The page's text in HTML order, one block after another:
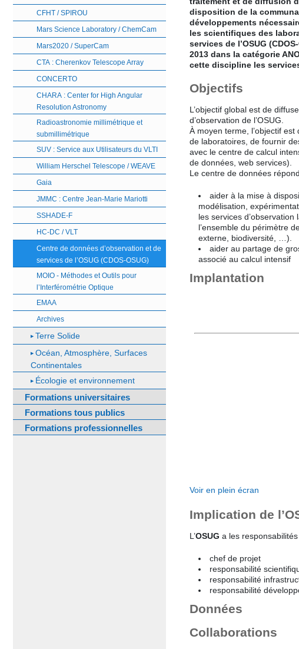
CFHT / SPIROU
Mars Science Laboratory / ChemCam
Mars2020 / SuperCam
CTA : Cherenkov Telescope Array
CONCERTO
CHARA : Center for High Angular
Resolution Astronomy
Radioastronomie millimétrique et
submillimétrique
SUV : Service aux Utilisateurs du VLTI
William Herschel Telescope / WEAVE
Gaia
JMMC : Centre Jean-Marie Mariotti
SSHADE-F
HC-DC / VLT
Centre de données d’observation et de
services de l’OSUG (CDOS-OSUG)
MOIO - Méthodes et Outils pour
l’Interférométrie Optique
EMAA
Archives
Terre Solide
Océan, Atmosphère, Surfaces
Continentales
Écologie et environnement
Formations universitaires
Formations tous publics
Formations professionnelles
disposition de la
développements
les scientifiques des
services de l’OSUG
2013 dans la catégorie
cette discipline les
Objectifs
L’objectif global est de
d’observation de l’OSUG.
À moyen terme, l’objectif
de laboratoires, de fournir
avec le centre de calcul
de données, web services).
Le centre de données
aider à la mise à
modélisation,
les services
l’ensemble du périmètre
externe, biodiversité, …).
aider au partage de
associé au calcul intensif
Implantation
Voir en plein écran
Implication de
L’OSUG a les
chef de projet
responsabilité
responsabilité
responsabilité
Données
Collaborations